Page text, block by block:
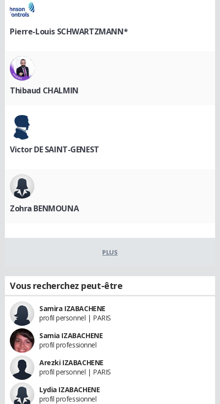
Pierre-Louis SCHWARTZMANN*
Thibaud CHALMIN
Victor DE SAINT-GENEST
Zohra BENMOUNA
PLUS
Vous recherchez peut-être
Samira IZABACHENE
profil personnel | PARIS
Samia IZABACHENE
profil professionnel
Arezki IZABACHENE
profil personnel | PARIS
Lydia IZABACHENE
profil professionnel